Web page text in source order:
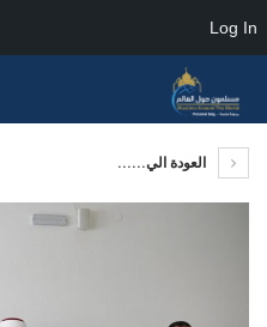
العودة الي......
Log In